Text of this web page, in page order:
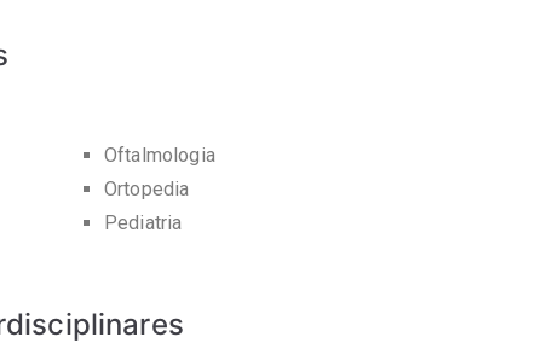
Oftalmologia
Ortopedia
Pediatria